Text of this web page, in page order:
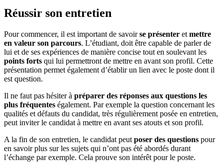
Réussir son entretien
Pour commencer, il est important de savoirse présenter et mettre
en valeur son parcours. L’étudiant, doit être capable de parler de
lui et de ses expériences de manière concise tout en soulevant les
points forts qui lui permettront de mettre en avant son profil. Cette
présentation permet également d’établir un lien avec le poste dont il
est question.
Il ne faut pas hésiter à préparer des réponses aux questions les
plus fréquentes également. Par exemple la question concernant les
qualités et défauts du candidat, très régulièrement posée en entretien,
peut inviter le candidat à mettre en avant ses atouts et son profil.
A la fin de son entretien, le candidat peut poser des questions pour
en savoir plus sur les sujets qui n’ont pas été abordés durant
l’échange par exemple. Cela prouve son intérêt pour le poste.